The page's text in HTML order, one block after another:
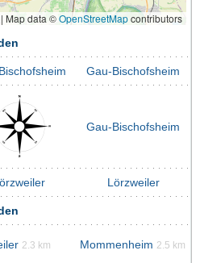
| Map data ©OpenStreetMapcontributors
Gau-Bischofsheim
Gau-Bischofsheim
Lörzweiler
2.3 km Mommenheim 2.5 km